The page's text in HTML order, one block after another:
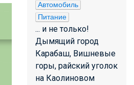
Автомобиль
Питание
... и не только!
Дымящий город
Карабаш, Вишневые
горы, райский уголок
на Каолиновом